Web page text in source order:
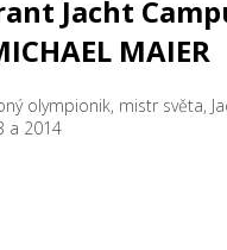
Jacht
MAIER
olympionik, mistr světa,
a 2014